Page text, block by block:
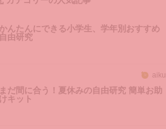
かんたんにできる小学生、学年別おすすめ
自由研究
aiku
まだ間に合う！夏休みの自由研究 簡単お助
けキット